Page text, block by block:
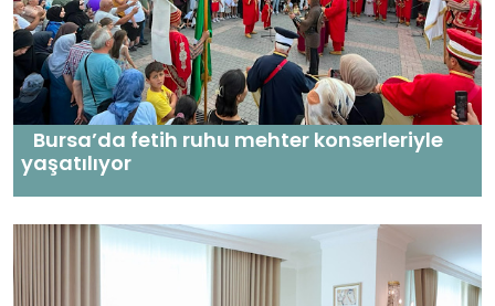
Bursa’da fetih ruhu mehter konserleriyle
yaşatılıyor